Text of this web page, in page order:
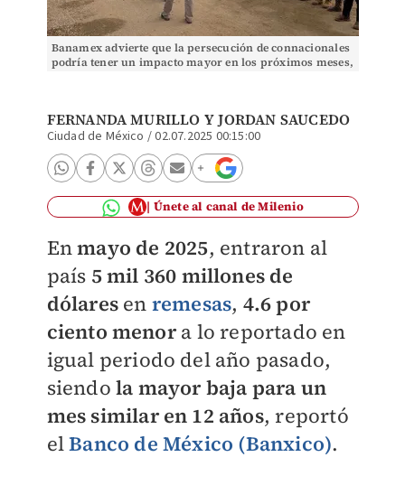
Banamex advierte que la persecución de connacionales
podría tener un impacto mayor en los próximos meses,
FERNANDA MURILLO YJORDAN SAUCEDO
Ciudad de México /02.07.2025 00:15:00
Únete al canal de Milenio
Enmayo de 2025, entraron al
país 5 mil 360 millones de
dólaresen remesas, 4.6 por
ciento menora lo reportado en
igual periodo del año pasado,
siendo la mayor baja para un
mes similar en 12 años, reportó
elBanco de México (Banxico).